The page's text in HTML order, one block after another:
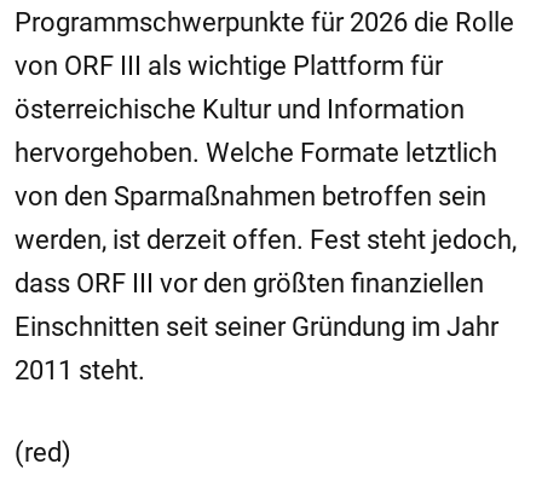
Programmschwerpunkte für 2026 die Rolle
von ORF III als wichtige Plattform für
österreichische Kultur und Information
hervorgehoben. Welche Formate letztlich
von den Sparmaßnahmen betroffen sein
werden, ist derzeit offen. Fest steht jedoch,
dass ORF III vor den größten finanziellen
Einschnitten seit seiner Gründung im Jahr
2011 steht.
(red)